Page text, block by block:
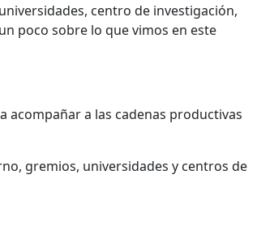
centro de investigación,
poco sobre lo que vimos en este
acompañar a las cadenas productivas
gremios, universidades y centros de